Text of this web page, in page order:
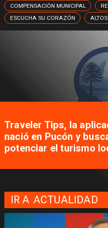
COMPENSACIÓN MUNICIPAL
ESCUCHA SU CORAZÓN
Traveler Tips, la
nació en Pucón y
potenciar el turismo
IR A ACTUALIDAD